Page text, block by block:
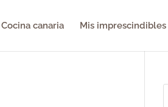
Cocina canaria Mis imprescindibles